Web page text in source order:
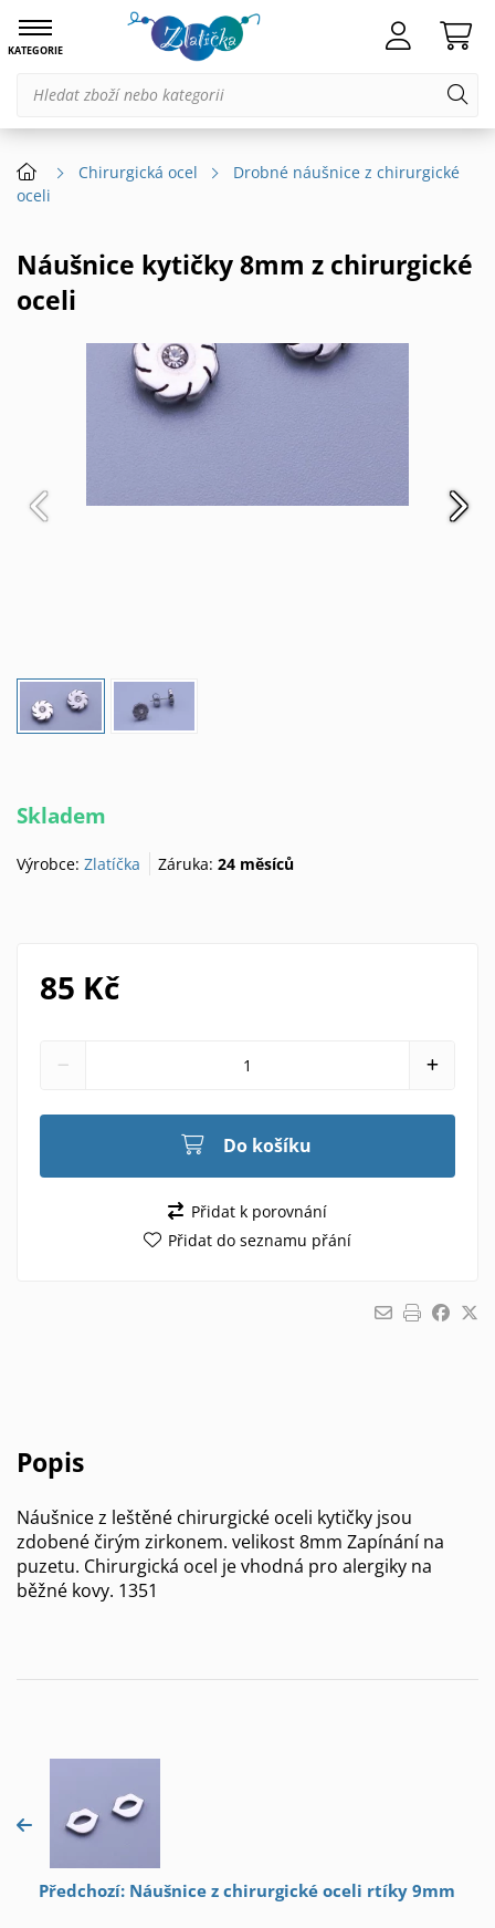
KATEGORIE
Chirurgická ocel
Drobné náušnice z chirurgické
oceli
Náušnice kytičky 8mm z chirurgické
oceli
Skladem
Výrobce: Zlatíčka Záruka:24 měsíců
85 Kč
Do košíku
Přidat k porovnání
Přidat do seznamu přání
Popis
Náušnice z leštěné chirurgické oceli kytičky jsou
zdobené čirým zirkonem. velikost 8mm Zapínání na
puzetu. Chirurgická ocel je vhodná pro alergiky na
běžné kovy. 1351
Předchozí: Náušnice z chirurgické oceli rtíky 9mm